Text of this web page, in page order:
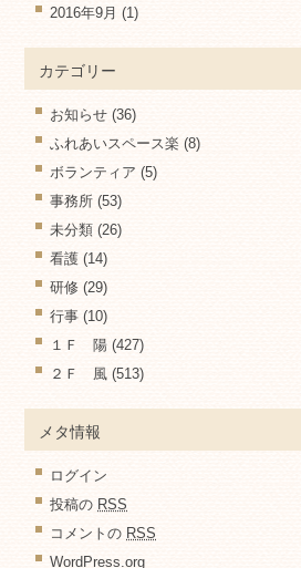
2016年9月 (1)
カテゴリー
お知らせ (36)
ふれあいスペース楽 (8)
ボランティア (5)
事務所 (53)
未分類 (26)
看護 (14)
研修 (29)
行事 (10)
１Ｆ 陽 (427)
２Ｆ 風 (513)
メタ情報
ログイン
投稿の RSS
コメントの RSS
WordPress.org